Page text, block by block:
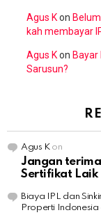
Agus Kon
kah membayar
Agus Kon Bayar
Sarusun?
Agus Kon
Jangan
Sertifikat Laik
Biaya IPL dan
Properti Indonesia